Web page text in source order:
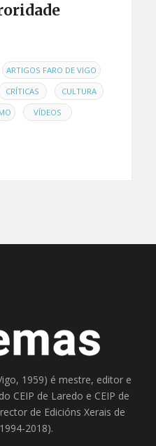
ARTIGOS FARO DE VIGO ,
CRÍTICAS ,
CULTURA
, VÍDEOS
1959) é mestre, editor e
CEIP de Laredo e CEIP de
de Edicións Xerais de
2018).